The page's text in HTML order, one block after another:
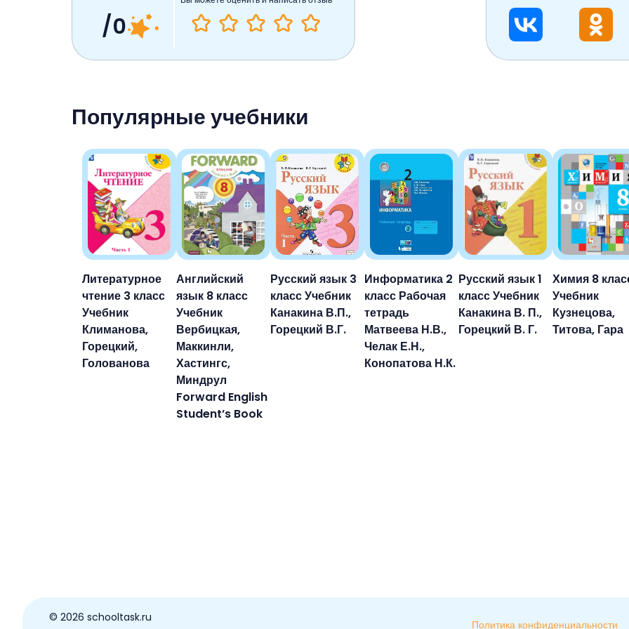
Популярные учебники
Литературное
чтение 3 класс
Учебник
Климанова,
Горецкий,
Голованова
Английский
язык 8 класс
Учебник
Вербицкая,
Маккинли,
Хастингс,
Миндрул
Forward English
Student’s Book
Русский язык 3
класс Учебник
Канакина В.П.,
Горецкий В.Г.
Информатика 2
класс Рабочая
тетрадь
Матвеева Н.В.,
Челак Е.Н.,
Конопатова Н.К.
Русский язык 1
класс Учебник
Канакина В. П.,
Горецкий В. Г.
Химия 8
Учебник
Кузнецова,
Титова, Гара
/0
© ️2026 schooltask.ru
Политика конфиденциальности